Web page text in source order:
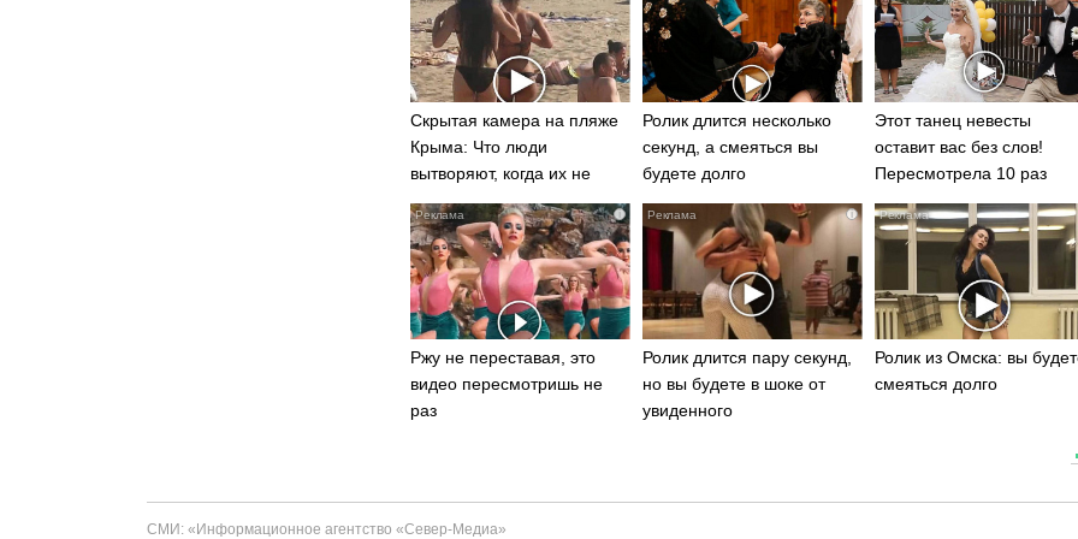
Скрытая камера на пляже
Крыма: Что люди
вытворяют, когда их не
видят...
Ролик длится несколько
секунд, а смеяться вы
будете долго
Этот танец невесты
оставит вас без слов!
Пересмотрела 10 раз
i
Ржу не переставая, это
видео пересмотришь не
раз
i
Ролик длится пару секунд,
но вы будете в шоке от
увиденного
Ролик из Омска: вы
смеяться долго
СМИ: «Информационное агентство «Север-Медиа»